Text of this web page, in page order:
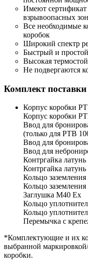
Имеют сертификат
взрывоопасных
Все необходимые
коробок
Широкий спектр
Быстрый и
Высокая
Не подвергаются
Комплект поставки
Корпус коробки
Корпус коробки
Ввод для
(только для РТВ
Ввод для
Ввод для
Контргайка
Контргайка
Кольцо
Кольцо
Заглушка М40 Ex
Кольцо
Кольцо
Перемычка с
*Комплектующие и их
выбранной
коробки.